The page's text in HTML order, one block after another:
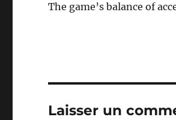
The game’s balance of
Laisser un